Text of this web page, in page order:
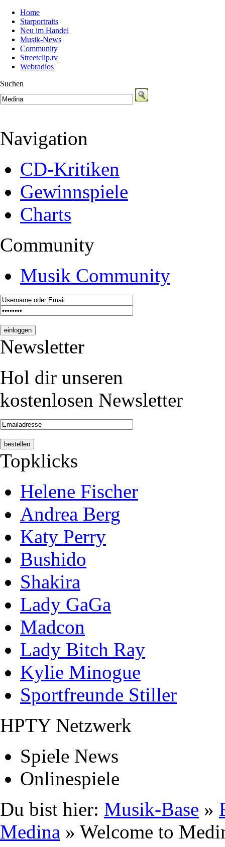
Home
Starportraits
Neu im Handel
Musik-News
Community
Streetclip.tv
Webradios
Suchen
Navigation
CD-Kritiken
Gewinnspiele
Charts
Community
Musik Community
Newsletter
Hol dir unseren
kostenlosen Newsletter
Topklicks
Helene Fischer
Andrea Berg
Katy Perry
Bushido
Shakira
Lady GaGa
Madcon
Lady Bitch Ray
Kylie Minogue
Sportfreunde Stiller
HPTY Netzwerk
Spiele News
Onlinespiele
Du bist hier: Musik-Base »
Medina » Welcome to